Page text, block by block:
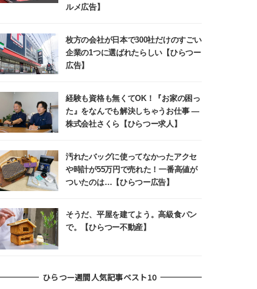
ルメ広告】
枚方の会社が日本で300社だけのすごい
企業の1つに選ばれたらしい【ひらつー
広告】
経験も資格も無くてOK！『お家の困っ
た』をなんでも解決しちゃうお仕事 ―
株式会社さくら【ひらつー求人】
汚れたバッグに使ってなかったアクセ
や時計が55万円で売れた！一番高値が
ついたのは…【ひらつー広告】
そうだ、平屋を建てよう。高級食パン
で。【ひらつー不動産】
ひらつー週間人気記事ベスト10